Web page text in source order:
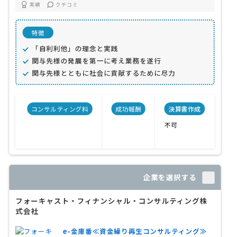
実績 クチコミ
特徴
「自利利他」の理念と実践
関与先様の発展を第一に考え業務を遂行
関与先様とともに社会に貢献するために尽力
コンサルティング料 成功報酬
決算書作成
不可
企業を選択する
フォーキャスト・フィナンシャル・コンサルティング株
式会社
e-金庫番≪資金繰り再生コンサルティング≫